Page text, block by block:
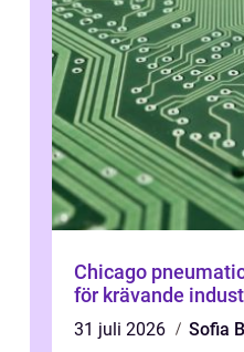
Chicago pneumatic
för krävande
31 juli 2026
Sofia